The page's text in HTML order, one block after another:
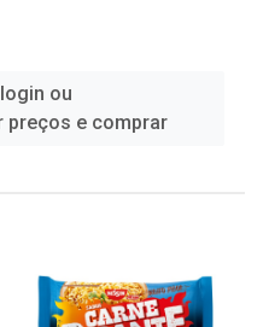
ou
preços e comprar